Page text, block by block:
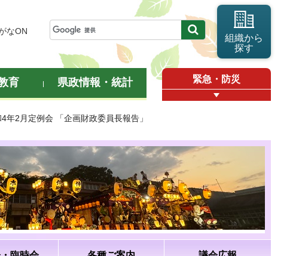
なON
組織から
探す
育 県政情報・統計 緊急・防災
年2月定例会 「企画財政委員長報告」